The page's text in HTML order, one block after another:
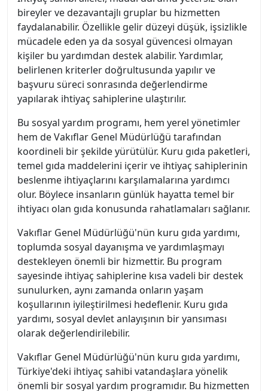
bireyler ve dezavantajlı gruplar bu hizmetten
faydalanabilir. Özellikle gelir düzeyi düşük, işsizlikle
mücadele eden ya da sosyal güvencesi olmayan
kişiler bu yardımdan destek alabilir. Yardımlar,
belirlenen kriterler doğrultusunda yapılır ve
başvuru süreci sonrasında değerlendirme
yapılarak ihtiyaç sahiplerine ulaştırılır.
Bu sosyal yardım programı, hem yerel yönetimler
hem de Vakıflar Genel Müdürlüğü tarafından
koordineli bir şekilde yürütülür. Kuru gıda paketleri,
temel gıda maddelerini içerir ve ihtiyaç sahiplerinin
beslenme ihtiyaçlarını karşılamalarına yardımcı
olur. Böylece insanların günlük hayatta temel bir
ihtiyacı olan gıda konusunda rahatlamaları sağlanır.
Vakıflar Genel Müdürlüğü'nün kuru gıda yardımı,
toplumda sosyal dayanışma ve yardımlaşmayı
destekleyen önemli bir hizmettir. Bu program
sayesinde ihtiyaç sahiplerine kısa vadeli bir destek
sunulurken, aynı zamanda onların yaşam
koşullarının iyileştirilmesi hedeflenir. Kuru gıda
yardımı, sosyal devlet anlayışının bir yansıması
olarak değerlendirilebilir.
Vakıflar Genel Müdürlüğü'nün kuru gıda yardımı,
Türkiye'deki ihtiyaç sahibi vatandaşlara yönelik
önemli bir sosyal yardım programıdır. Bu hizmetten